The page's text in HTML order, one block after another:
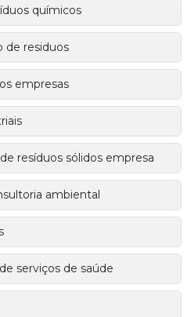
químicos
de residuos
empresas
resíduos sólidos empresa
ambiental
serviços de saúde